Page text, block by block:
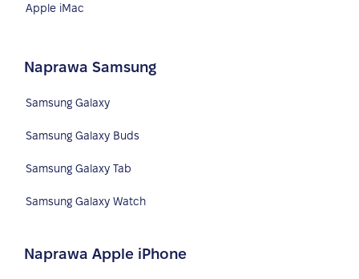
Apple iMac
Naprawa Samsung
Samsung Galaxy
Samsung Galaxy Buds
Samsung Galaxy Tab
Samsung Galaxy Watch
Naprawa Apple iPhone